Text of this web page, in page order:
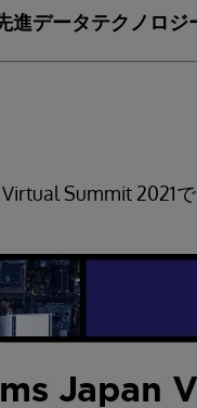
進データテクノロ
Summit 2021